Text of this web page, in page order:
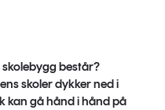
består?
skoler dykker ned i
kan gå hånd i hånd på